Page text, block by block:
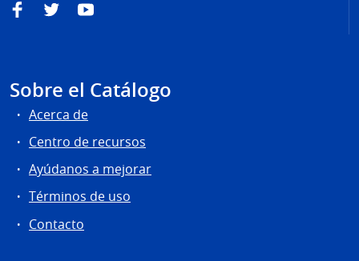
FacebookTwitterYouTube
Sobre el Catálogo
Acerca de
Centro de recursos
Ayúdanos a mejorar
Términos de uso
Contacto